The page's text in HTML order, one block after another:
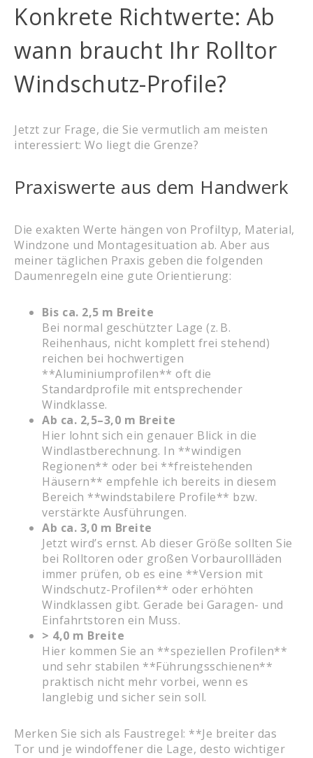
Konkrete Richtwerte: Ab
wann braucht Ihr Rolltor
Windschutz-Profile?
Jetzt zur Frage, die Sie vermutlich am meisten
interessiert: Wo liegt die Grenze?
Praxiswerte aus dem Handwerk
Die exakten Werte hängen von Profiltyp, Material,
Windzone und Montagesituation ab. Aber aus
meiner täglichen Praxis geben die folgenden
Daumenregeln eine gute Orientierung:
Bis ca. 2,5 m Breite
Bei normal geschützter Lage (z. B.
Reihenhaus, nicht komplett frei stehend)
reichen bei hochwertigen
**Aluminiumprofilen** oft die
Standardprofile mit entsprechender
Windklasse.
Ab ca. 2,5–3,0 m Breite
Hier lohnt sich ein genauer Blick in die
Windlastberechnung. In **windigen
Regionen** oder bei **freistehenden
Häusern** empfehle ich bereits in diesem
Bereich **windstabilere Profile** bzw.
verstärkte Ausführungen.
Ab ca. 3,0 m Breite
Jetzt wird’s ernst. Ab dieser Größe sollten Sie
bei Rolltoren oder großen Vorbaurollläden
immer prüfen, ob es eine **Version mit
Windschutz-Profilen** oder erhöhten
Windklassen gibt. Gerade bei Garagen- und
Einfahrtstoren ein Muss.
> 4,0 m Breite
Hier kommen Sie an **speziellen Profilen**
und sehr stabilen **Führungsschienen**
praktisch nicht mehr vorbei, wenn es
langlebig und sicher sein soll.
Merken Sie sich als Faustregel: **Je breiter das
Tor und je windoffener die Lage, desto wichtiger